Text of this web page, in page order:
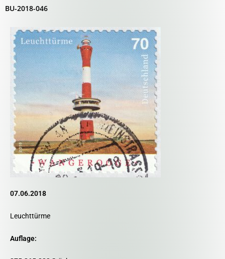
BU-2018-046
07.06.2018
Leuchttürme
Auflage: